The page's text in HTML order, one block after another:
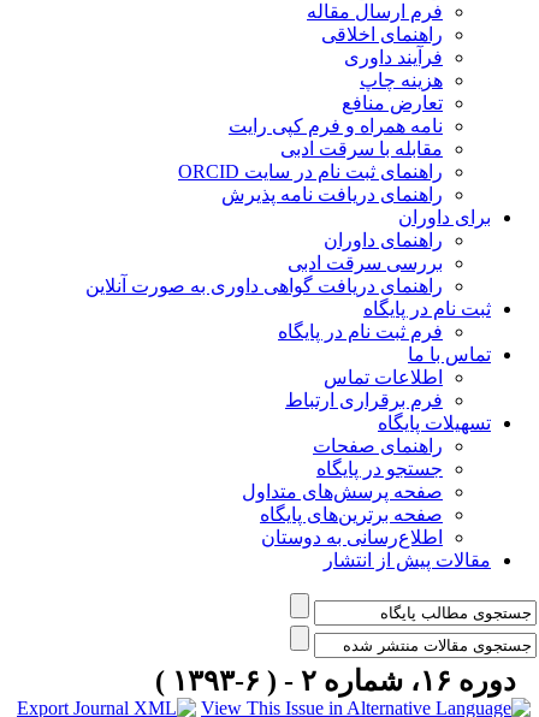
فرم ارسال مقاله
راهنمای اخلاقی
فرآیند داوری
هزینه چاپ
تعارض منافع
نامه همراه و فرم کپی رایت
مقابله با سرقت ادبی
راهنمای ثبت نام در سایت ORCID
راهنمای دریافت نامه پذیرش
برای داوران
راهنمای داوران
بررسی سرقت ادبی
راهنمای دریافت گواهی داوری به صورت آنلاین
ثبت نام در پایگاه
فرم ثبت نام در پایگاه
تماس با ما
اطلاعات تماس
فرم برقراری ارتباط
تسهیلات پایگاه
راهنمای صفحات
جستجو در پایگاه
صفحه پرسش‌های متداول
صفحه برترین‌های پایگاه
اطلاع‌رسانی به دوستان
مقالات پیش از انتشار
دوره ۱۶، شماره ۲ - ( ۶-۱۳۹۳ )